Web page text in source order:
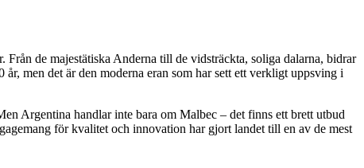
de majestätiska Anderna till de vidsträckta, soliga dalarna, bidrar
men det är den moderna eran som har sett ett verkligt uppsving i
Argentina handlar inte bara om Malbec – det finns ett brett utbud
för kvalitet och innovation har gjort landet till en av de mest